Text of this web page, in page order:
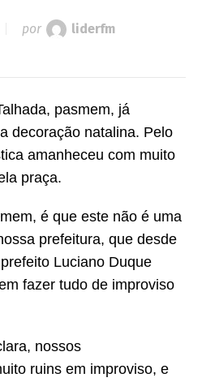
por
liderfm
pasmem, já
decoração natalina. Pelo
amanheceu com muito
praça.
é que este não é uma
prefeitura, que desde
Luciano Duque
fazer tudo de improviso
nossos
ruins em improviso, e